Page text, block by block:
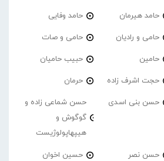
حامد هیرمان حامد وفایی
حامی و رادیان حامی و صات
حامین حبیب حامیان
حجت اشرف زاده حرمان
حسن بنی اسدی
حسن شماعی زاده و
گوگوش و
هیپهاپولوژیست
حسن نصر حسین اخوان